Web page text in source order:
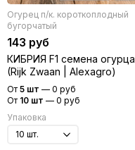
Огурец п/к. короткоплодный
бугорчатый
143 руб
КИБРИЯ F1 семена огурца
(Rijk Zwaan | Alexagro)
От 5 шт — 0 руб
От 10 шт — 0 руб
Упаковка